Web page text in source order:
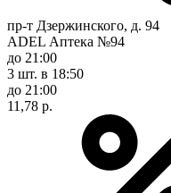
пр-т Дзержинского, д. 94
ADEL Аптека №94
до 21:00
3 шт. в 18:50
до 21:00
11,78 р.